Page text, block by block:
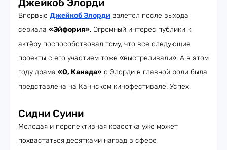
Джейкоб Элорди
Впервые Джейкоб Элорди взлетел после выхода
сериала «Эйфория». Огромный интерес публики к
актёру поспособствовал тому, что все следующие
проекты с его участием тоже «выстреливали». А в этом
году драма «О, Канада» с Элорди в главной роли была
представлена на Каннском кинофестивале. Успех!
Сидни Суини
Молодая и перспективная красотка уже может
похвастаться десятками наград в сфере